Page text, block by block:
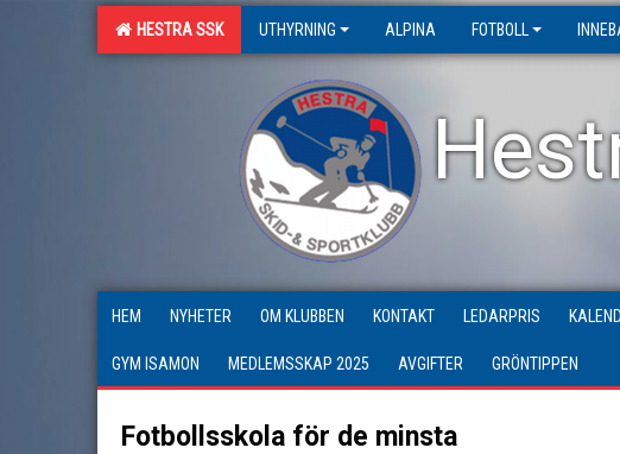
HESTRA SSK UTHYRNING ALPINA FOTBOLL
HEM NYHETER OM KLUBBEN KONTAKT LEDARPRIS
GYM ISAMON MEDLEMSSKAP 2025 AVGIFTER GRÖNTIPPEN
Fotbollsskola för de minsta